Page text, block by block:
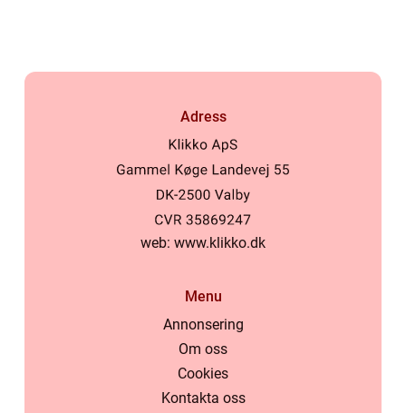
Adress
web: www.klikko.dk
Menu
Annonsering
Om oss
Cookies
Kontakta oss